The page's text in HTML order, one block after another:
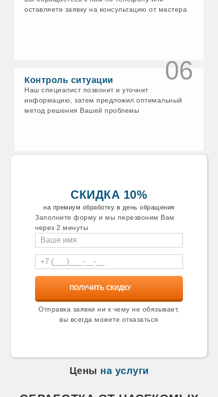
Еманжелинск
Ессентуки
Звенигород
Зеленодольск
Златоуст
Зуевка
Ивантеевка
Камышлов
Канаш
Карабаново
Карабаш
Касимов
Качканар
Кимры
Кинель
Кинешма
Киржач
Кириши
Клин
Ковров
Козьмодемьянск
оставляете заявку на консультацию от мастера
06
Контроль ситуации
Наш специалист позвонит и уточнит
информацию, затем предложил оптимальный
метод решения Вашей проблемы
СКИДКА 10%
на премиум обработку в день обращения
Заполните форму и мы перезвоним Вам
через 2 минуты
Отправка заявки ни к чему не обязывает,
вы всегда можете отказаться
Цены на услуги